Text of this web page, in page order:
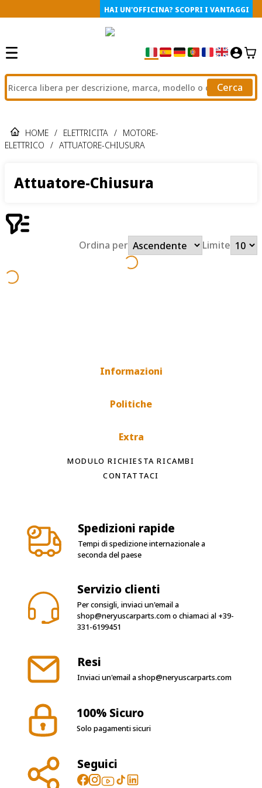
HAI UN'OFFICINA? SCOPRI I VANTAGGI
Cerca
HOME / ELETTRICITA / MOTORE-
ELETTRICO / ATTUATORE-CHIUSURA
Attuatore-Chiusura
Ordina per Limite
Informazioni
Politiche
Extra
MODULO RICHIESTA RICAMBI
CONTATTACI
Spedizioni rapide
Tempi di spedizione internazionale a
seconda del paese
Servizio clienti
Per consigli, inviaci un'email a
shop@neryuscarparts.como chiamaci al +39-
331-6199451
Resi
Inviaci un'email ashop@neryuscarparts.com
100% Sicuro
Solo pagamenti sicuri
Seguici